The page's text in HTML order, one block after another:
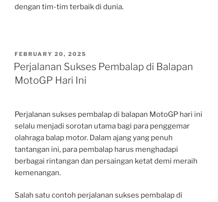
dengan tim-tim terbaik di dunia.
POSTED
ON
FEBRUARY 20, 2025
Perjalanan Sukses Pembalap di Balapan
MotoGP Hari Ini
Perjalanan sukses pembalap di balapan MotoGP hari ini
selalu menjadi sorotan utama bagi para penggemar
olahraga balap motor. Dalam ajang yang penuh
tantangan ini, para pembalap harus menghadapi
berbagai rintangan dan persaingan ketat demi meraih
kemenangan.
Salah satu contoh perjalanan sukses pembalap di